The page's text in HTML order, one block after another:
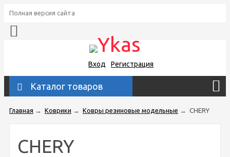
Полная версия сайта
Вход Регистрация
Каталог товаров
Главная → Коврики → Ковры резиновые модельные → CHERY
CHERY